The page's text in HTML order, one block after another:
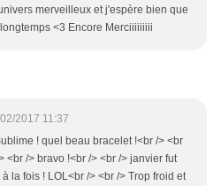
merveilleux et j'espère bien que
<3 Encore Merciiiiiiiii
2017 11:37
! quel beau bracelet !<br /> <br
<br /> bravo !<br /> <br /> janvier fut
la fois ! LOL<br /> <br /> Trop froid et